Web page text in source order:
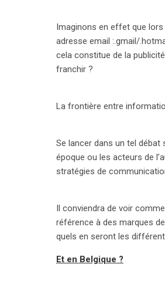
Imaginons en effet que
adresse email :.gmail/
cela constitue de la
franchir ?
La frontière entre
Se lancer dans un tel débat
époque ou les acteurs de
stratégies de
Il conviendra de voir
référence à des marques
quels en seront les
Et en Belgique ?